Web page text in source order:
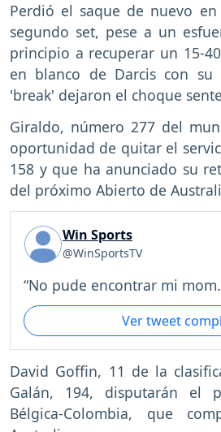
Perdió el saque de nuevo
segundo set, pese a un
principio a recuperar un 15-
en blanco de Darcis con
'break' dejaron el choque
Giraldo, número 277 del
oportunidad de quitar el
158 y que ha anunciado su
del próximo Abierto de
Win Sports
@WinSportsTV
“No pude encontrar mi
Ver tweet
David Goffin, 11 de la
Galán, 194, disputarán el
Bélgica-Colombia, que